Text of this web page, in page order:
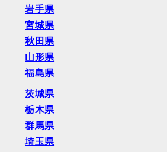
岩手県
宮城県
秋田県
山形県
福島県
茨城県
栃木県
群馬県
埼玉県